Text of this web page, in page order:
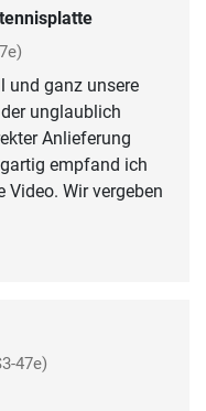
und ganz unsere
unglaublich
Anlieferung
empfand ich
Wir vergeben
47e)